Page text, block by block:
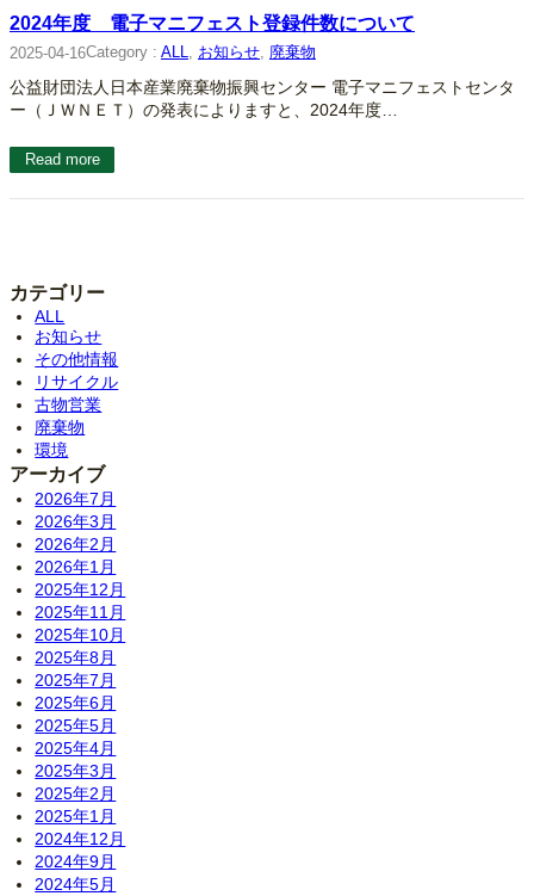
2024年度 電子マニフェスト登録件数について
2025-04-16Category : ALL, お知らせ, 廃棄物
公益財団法人日本産業廃棄物振興センター 電子マニフェストセンタ
ー（ＪＷＮＥＴ）の発表によりますと、2024年度…
Read more
カテゴリー
ALL
お知らせ
その他情報
リサイクル
古物営業
廃棄物
環境
アーカイブ
2026年7月
2026年3月
2026年2月
2026年1月
2025年12月
2025年11月
2025年10月
2025年8月
2025年7月
2025年6月
2025年5月
2025年4月
2025年3月
2025年2月
2025年1月
2024年12月
2024年9月
2024年5月